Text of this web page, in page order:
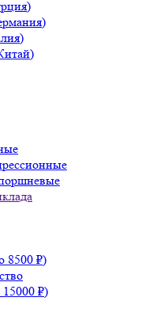
8500 ₽)
₽)